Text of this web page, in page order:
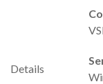
Details